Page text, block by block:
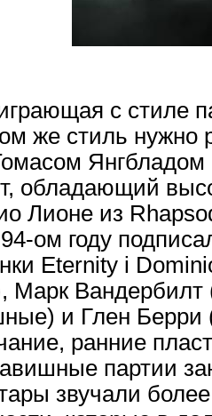
с стиле
же стиль нужно
обладающий
Лионе из
ом году
Eternity i
Марк
и Глен Берри
ранние
партии
звучали